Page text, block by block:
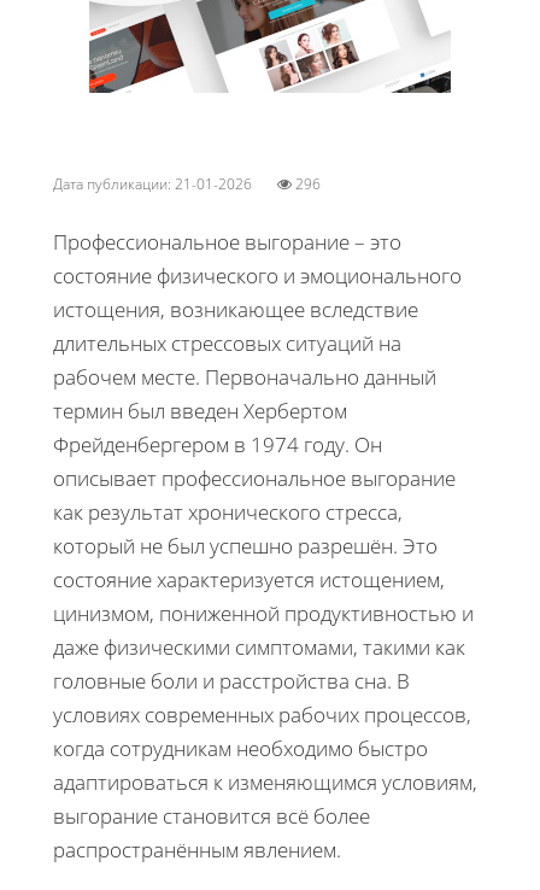
Дата публикации: 21-01-2026 296
Профессиональное выгорание – это
состояние физического и эмоционального
истощения, возникающее вследствие
длительных стрессовых ситуаций на
рабочем месте. Первоначально данный
термин был введен Хербертом
Фрейденбергером в 1974 году. Он
описывает профессиональное выгорание
как результат хронического стресса,
который не был успешно разрешён. Это
состояние характеризуется истощением,
цинизмом, пониженной продуктивностью и
даже физическими симптомами, такими как
головные боли и расстройства сна. В
условиях современных рабочих процессов,
когда сотрудникам необходимо быстро
адаптироваться к изменяющимся условиям,
выгорание становится всё более
распространённым явлением.